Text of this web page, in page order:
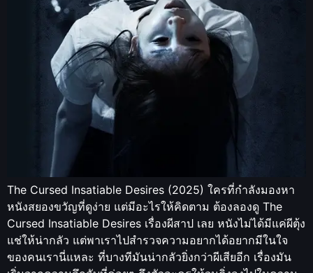
The Cursed Insatiable Desires (2025) ใครที่กำลังมองหา
หนังสยองขวัญที่ดูง่าย แต่มีอะไรให้คิดตาม ต้องลองดู The
Cursed Insatiable Desires เรื่องผีสาป เลย หนังไม่ได้มีแค่ผีตุ้ง
แช่ให้น่ากลัว แต่พาเราไปสำรวจความอยากได้อยากมีในใจ
ของคนเรานี่แหละ ที่บางทีมันน่ากลัวยิ่งกว่าผีเสียอีก เรื่องมัน